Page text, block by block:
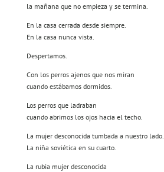
la mañana que no empieza y se termina.
En la casa cerrada desde siempre.
En la casa nunca vista.
Despertamos.
Con los perros ajenos que nos miran
cuando estábamos dormidos.
Los perros que ladraban
cuando abrimos los ojos hacia el techo.
La mujer desconocida tumbada a nuestro lado.
La niña soviética en su cuarto.
La rubia mujer desconocida